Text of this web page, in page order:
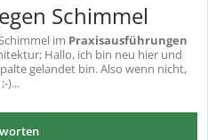
Schimmel
im Praxisausführungen
Hallo, ich bin neu hier und
gelandet bin. Also wenn nicht,
)...